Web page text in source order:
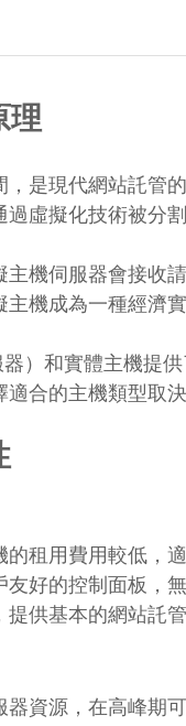
理
是現代網站託管
虛擬化技術被分
機伺服器會接收
機成為一種經濟
）和實體主機提
合的主機類型取
租用費用較低，
好的控制面板，
供基本的網站託管
資源，在高峰期